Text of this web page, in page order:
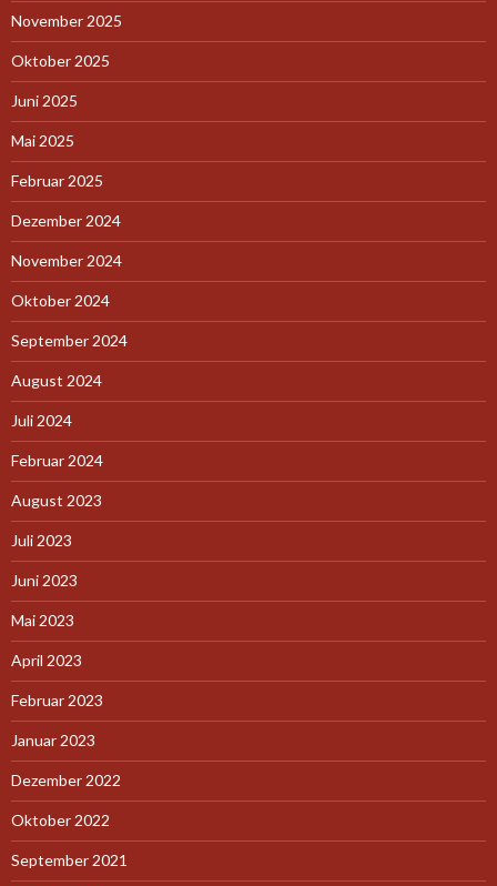
November 2025
Oktober 2025
Juni 2025
Mai 2025
Februar 2025
Dezember 2024
November 2024
Oktober 2024
September 2024
August 2024
Juli 2024
Februar 2024
August 2023
Juli 2023
Juni 2023
Mai 2023
April 2023
Februar 2023
Januar 2023
Dezember 2022
Oktober 2022
September 2021